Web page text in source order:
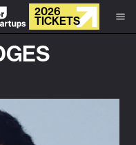
2026
TICKETS